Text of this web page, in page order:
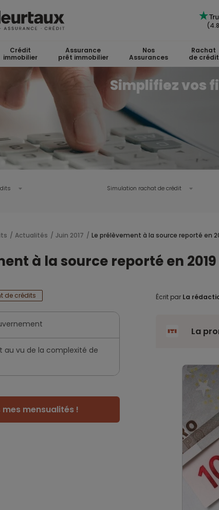
Crédit
immobilier
Assurance
prêt immobilier
Nos
Assurances
Rachat
de crédit
Simplifiez vos
Simulation rachat de crédit
Actualités Juin 2017 Le prélèvement à la source reporté en
à la source reporté en 2019
de crédits
au vu de la complexité de
mes mensualités !
Écrit par La
La